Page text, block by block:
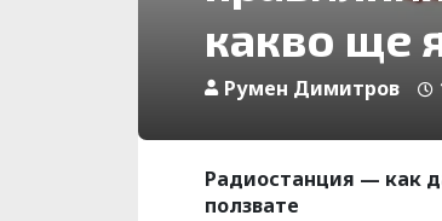
какво ще
Румен Димитров
Радиостанция — как
ползвате